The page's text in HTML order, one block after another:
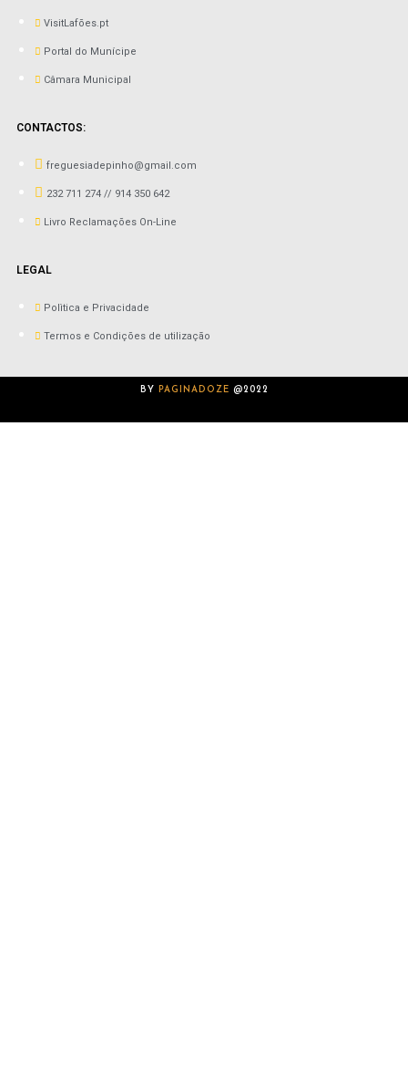
VisitLafões.pt
Portal do Munícipe
Câmara Municipal
CONTACTOS:
freguesiadepinho@gmail.com
232 711 274 // 914 350 642
Livro Reclamações On-Line
LEGAL
Polìtica e Privacidade
Termos e Condições de utilização
BY PAGINADOZE @2022